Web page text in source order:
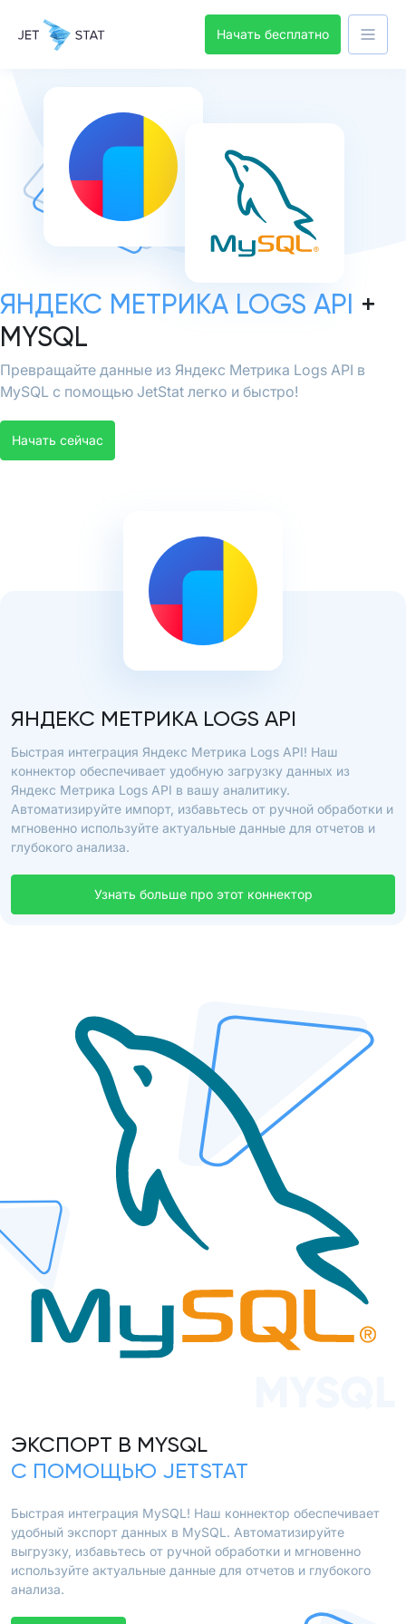
Начать бесплатно
ЯНДЕКС МЕТРИКА LOGS API +
MYSQL
Превращайте данные из Яндекс Метрика Logs API в
MySQL с помощью JetStat легко и быстро!
Начать сейчас
ЯНДЕКС МЕТРИКА LOGS API
Быстрая интеграция Яндекс Метрика Logs API! Наш
коннектор обеспечивает удобную загрузку данных из
Яндекс Метрика Logs API в вашу аналитику.
Автоматизируйте импорт, избавьтесь от ручной обработки и
мгновенно используйте актуальные данные для отчетов и
глубокого анализа.
Узнать больше про этот коннектор
ЭКСПОРТ В MYSQL
С ПОМОЩЬЮ JETSTAT
Быстрая интеграция MySQL! Наш коннектор обеспечивает
удобный экспорт данных в MySQL. Автоматизируйте
выгрузку, избавьтесь от ручной обработки и мгновенно
используйте актуальные данные для отчетов и глубокого
анализа.